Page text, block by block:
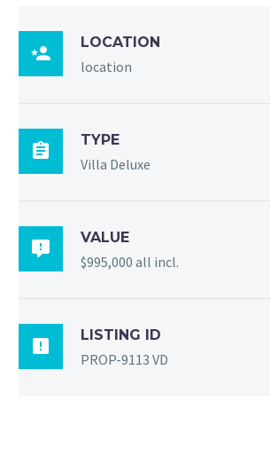

LOCATION
location

TYPE
Villa Deluxe

VALUE
$995,000 all incl.

LISTING ID
PROP-9113 VD